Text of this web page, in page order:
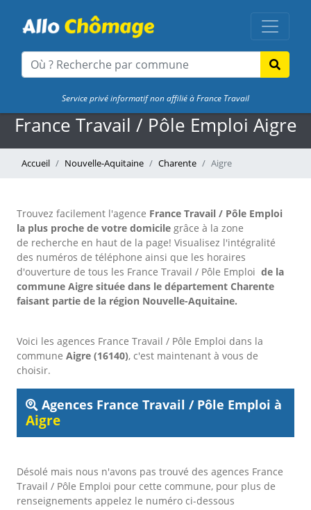
Service privé informatif non affilié à France Travail
France Travail / Pôle Emploi Aigre
Accueil Nouvelle-Aquitaine Charente Aigre
Trouvez facilement l'agence France Travail / Pôle Emploi
la plus proche de votre domicile grâce à la zone
de recherche en haut de la page! Visualisez l'intégralité
des numéros de téléphone ainsi que les horaires
d'ouverture de tous les France Travail / Pôle Emploi de la
commune Aigre située dans le département Charente
faisant partie de la région Nouvelle-Aquitaine.
Voici les agences France Travail / Pôle Emploi dans la
commune Aigre (16140), c'est maintenant à vous de
choisir.
Agences France Travail / Pôle Emploi à
Aigre
Désolé mais nous n'avons pas trouvé des agences France
Travail / Pôle Emploi pour cette commune, pour plus de
renseignements appelez le numéro ci-dessous